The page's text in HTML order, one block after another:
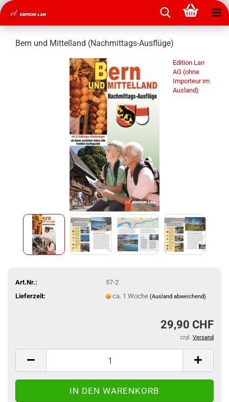
Bern und Mittelland (Nachmittags-Ausflüge)
Edition Lan
AG (ohne
Importeur im
Ausland)
Art.Nr.:
57-2
Lieferzeit:
ca. 1 Woche (Ausland abweichend)
29,90 CHF
zzgl. Versand